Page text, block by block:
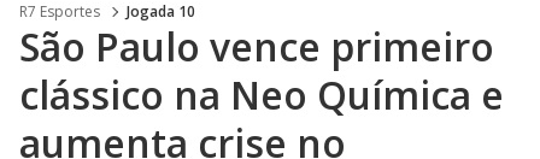
R7 Esportes Jogada 10
São Paulo vence primeiro
clássico na Neo Química e
aumenta crise no